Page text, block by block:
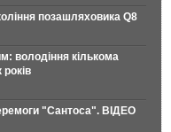
позашляховика Q8
володіння кількома
"Сантоса". ВІДЕО